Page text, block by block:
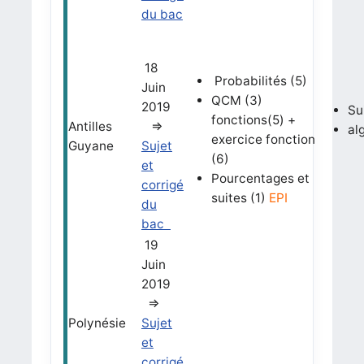
du bac
Antilles
Guyane
18
Juin
2019
=>
Sujet
et
corrigé
du
bac
Probabilités (5)
QCM (3)
fonctions(5) +
exercice fonction
(6)
Pourcentages et
suites (1) EPI
Polynésie
19
Juin
2019
=>
Sujet
et